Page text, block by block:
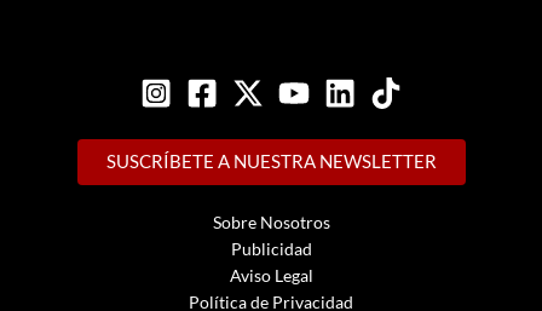
SUSCRÍBETE A NUESTRA NEWSLETTER
Sobre Nosotros
Publicidad
Aviso Legal
Política de Privacidad